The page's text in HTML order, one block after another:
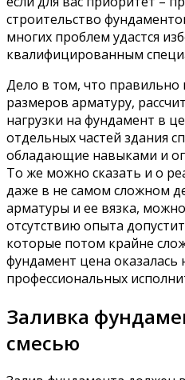
строительство
многих проблем удастся
квалифицированным
Дело в том, что
размеров арматуру,
нагрузки на фундамент в
отдельных частей здания
обладающие навыками и
То же можно сказать и о
даже в не самом сложном
арматуры и ее вязка,
отсутствию опыта
которые потом крайне
фундамент цена оказалась
профессиональных
Заливка
смесью